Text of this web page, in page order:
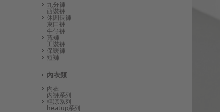
九分褲
西裝褲
休閒長褲
束口褲
牛仔褲
寬褲
工裝褲
保暖褲
短褲
內衣類
內衣
內褲系列
輕涼系列
heatup系列